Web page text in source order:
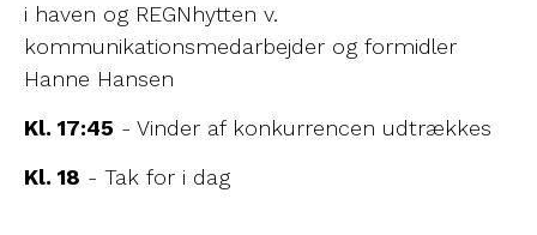
i haven og REGNhytten v.
kommunikationsmedarbejder og formidler
Hanne Hansen
Kl. 17:45 - Vinder af konkurrencen udtrækkes
Kl. 18 - Tak for i dag